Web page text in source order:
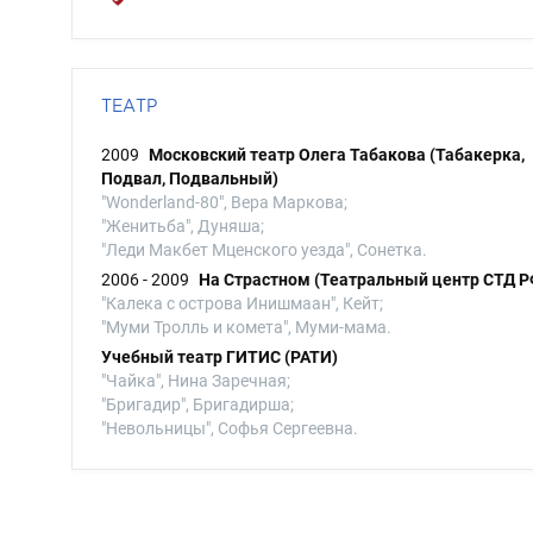
ТЕАТР
2009 Московский театр Олега Табакова (Табакерка,
Подвал, Подвальный)
"Wonderland-80", Вера Маркова;
"Женитьба", Дуняша;
"Леди Макбет Мценского уезда", Сонетка.
2006 - 2009 На Страстном (Театральный центр СТД
"Калека с острова Инишмаан", Кейт;
"Муми Тролль и комета", Муми-мама.
Учебный театр ГИТИС (РАТИ)
"Чайка", Нина Заречная;
"Бригадир", Бригадирша;
"Невольницы", Софья Сергеевна.